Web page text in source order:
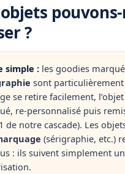
?
simple : les goodies
sont
se retire facilement,
re-personnalisé puis
de notre cascade). Les
(sérigraphie, etc.)
: ils suivent simplement